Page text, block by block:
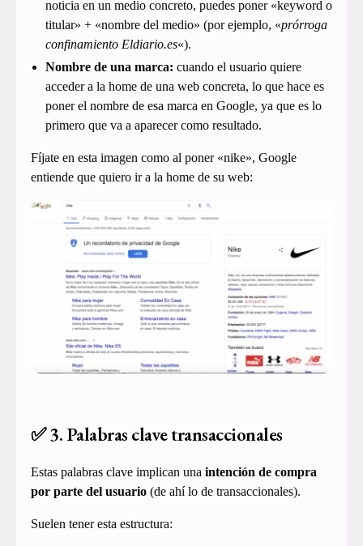
noticia en un medio concreto, puedes poner «keyword o
titular» + «nombre del medio» (por ejemplo, «prórroga
confinamiento Eldiario.es«).
Nombre de una marca: cuando el usuario quiere
acceder a la home de una web concreta, lo que hace es
poner el nombre de esa marca en Google, ya que es lo
primero que va a aparecer como resultado.
Fíjate en esta imagen como al poner «nike», Google
entiende que quiero ir a la home de su web:
✅ 3. Palabras clave transaccionales
Estas palabras clave implican una intención de compra
por parte del usuario (de ahí lo de transaccionales).
Suelen tener esta estructura: